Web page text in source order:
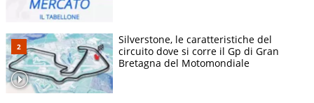
Silverstone, le caratteristiche del
circuito dove si corre il Gp di Gran
Bretagna del Motomondiale